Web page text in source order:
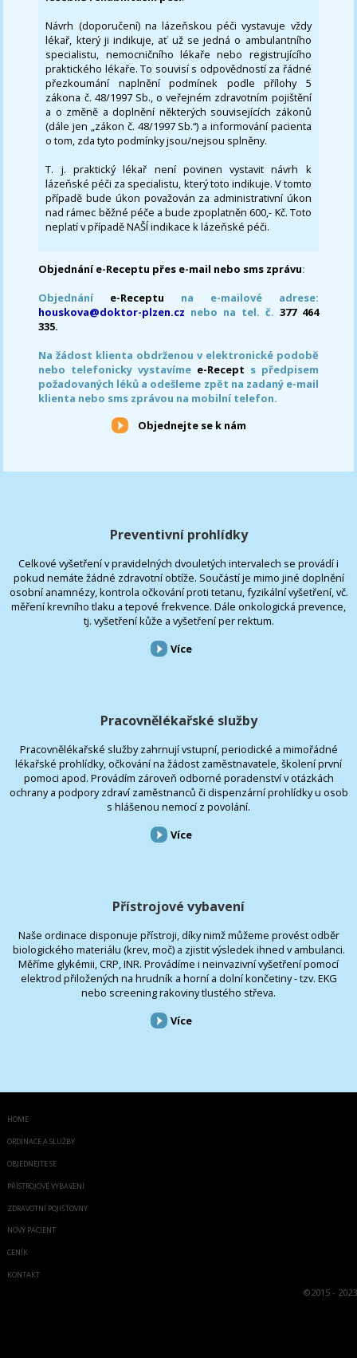
Návrh (doporučení) na lázeňskou péči vystavuje vždy
lékař, který ji indikuje, ať už se jedná o ambulantního
specialistu, nemocničního lékaře nebo registrujícího
praktického lékaře. To souvisí s odpovědností za řádné
přezkoumání naplnění podmínek podle přílohy 5
zákona č. 48/1997 Sb., o veřejném zdravotním pojištění
a o změně a doplnění některých souvisejících zákonů
(dále jen „zákon č. 48/1997 Sb.“) a informování pacienta
o tom, zda tyto podmínky jsou/nejsou splněny.
T. j. praktický lékař není povinen vystavit návrh k
lázeňské péči za specialistu, který toto indikuje. V tomto
případě bude úkon považován za administrativní úkon
nad rámec běžné péče a bude zpoplatněn 600,- Kč. Toto
neplatí v případě NAŠÍ indikace k lázeňské péči.
Objednání e-Receptu přes e-mail nebo sms zprávu:
Objednání e-Receptu na e-mailové adrese:
houskova@doktor-plzen.cz nebo na tel. č. 377 464
335.
Na žádost klienta obdrženou v elektronické podobě
nebo telefonicky vystavíme e-Recept s předpisem
požadovaných léků a odešleme zpět na zadaný e-mail
klienta nebo sms zprávou na mobilní telefon.
Objednejte se k nám
Preventivní prohlídky
Celkové vyšetření v pravidelných dvouletých intervalech se provádí i
pokud nemáte žádné zdravotní obtíže. Součástí je mimo jiné doplnění
osobní anamnézy, kontrola očkování proti tetanu, fyzikální vyšetření, vč.
měření krevního tlaku a tepové frekvence. Dále onkologická prevence,
tj. vyšetření kůže a vyšetření per rektum.
Více
Pracovnělékařské služby
Pracovnělékařské služby zahrnují vstupní, periodické a mimořádné
lékařské prohlídky, očkování na žádost zaměstnavatele, školení první
pomoci apod. Provádím zároveň odborné poradenství v otázkách
ochrany a podpory zdraví zaměstnanců či dispenzární prohlídky u osob
s hlášenou nemocí z povolání.
Více
Přístrojové vybavení
Naše ordinace disponuje přístroji, díky nimž můžeme provést odběr
biologického materiálu (krev, moč) a zjistit výsledek ihned v ambulanci.
Měříme glykémii, CRP, INR. Provádíme i neinvazivní vyšetření pomocí
elektrod přiložených na hrudník a horní a dolní končetiny - tzv. EKG
nebo screening rakoviny tlustého střeva.
Více
HOME
ORDINACE A SLUŽBY
OBJEDNEJTE SE
PŘÍSTROJOVÉ VYBAVENÍ
ZDRAVOTNÍ POJIŠŤOVNY
NOVÝ PACIENT
CENÍK
KONTAKT
©2015 - 2023